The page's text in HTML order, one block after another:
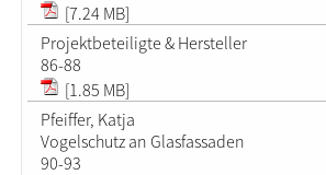
[7.24 MB]
Projektbeteiligte & Hersteller
86-88
[1.85 MB]
Pfeiffer, Katja
Vogelschutz an Glasfassaden
90-93